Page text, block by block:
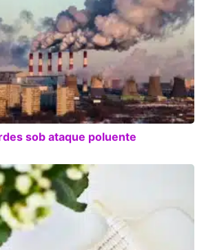
sob ataque poluente